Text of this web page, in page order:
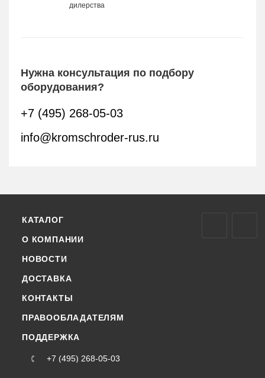
дилерства
Нужна консультация по подбору
оборудования?
+7 (495) 268-05-03
info@kromschroder-rus.ru
КАТАЛОГ
О КОМПАНИИ
НОВОСТИ
ДОСТАВКА
КОНТАКТЫ
ПРАВООБЛАДАТЕЛЯМ
ПОДДЕРЖКА
+7 (495) 268-05-03